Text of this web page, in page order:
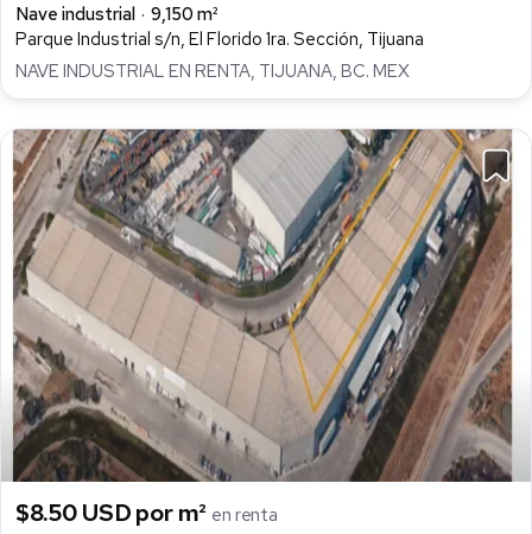
Nave industrial
9,150 m²
Parque Industrial s/n, El Florido 1ra. Sección, Tijuana
NAVE INDUSTRIAL EN RENTA, TIJUANA, BC. MEX
$8.50 USD por m² en renta